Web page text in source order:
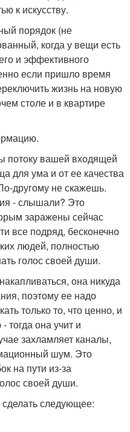
к искусству.
порядок (не
когда у вещи есть
и эффективного
если пришло время
жизнь на новую
столе и в квартире
потоку вашей входящей
для ума и от ее качества
другому не скажешь.
- слышали? Это
заражены сейчас
все подряд, бесконечно
людей, полностью
голос своей души.
она никуда
поэтому ее надо
только то, что ценно, и
тогда она учит и
захламляет каналы,
шум. Это
на пути из-за
своей души.
следующее: